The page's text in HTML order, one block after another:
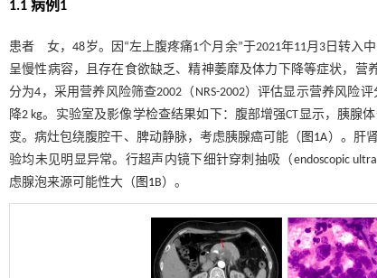
1.1 病例1
患者 女，48岁。因“左上腹疼痛1个月余”于2021年11月3日转入
呈慢性病容，且存在食欲缺乏、精神萎靡及体力下降等症状，营
分为4，采用营养风险筛查2002（NRS-2002）评估显示营养风
降2 kg。实验室及影像学检查结果如下：腹部增强CT显示，胰腺
变。病灶包绕腹腔干、脾动静脉，考虑胰腺癌可能（ 图1A）。肝
验均未见明显异常。行超声内镜下细针穿刺抽吸（endoscopic
虑腺泡来源可能性大（ 图1B）。